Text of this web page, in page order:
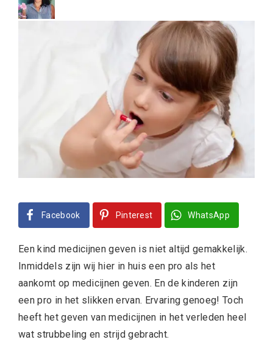
Facebook Pinterest WhatsApp
Een kind medicijnen geven is niet altijd gemakkelijk.
Inmiddels zijn wij hier in huis een pro als het
aankomt op medicijnen geven. En de kinderen zijn
een pro in het slikken ervan. Ervaring genoeg! Toch
heeft het geven van medicijnen in het verleden heel
wat strubbeling en strijd gebracht.